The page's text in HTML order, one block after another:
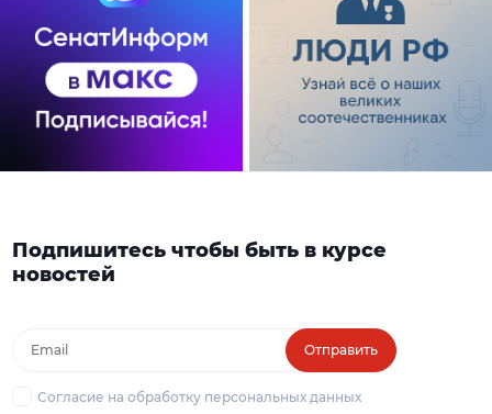
Подпишитесь чтобы быть в курсе
новостей
Отправить
Согласие на обработку персональных данных